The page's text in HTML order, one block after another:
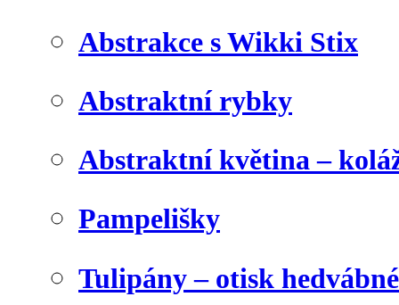
Abstrakce s Wikki Stix
Abstraktní rybky
Abstraktní květina –
Pampelišky
Tulipány – otisk